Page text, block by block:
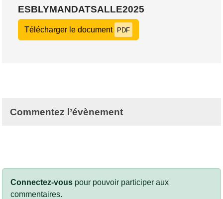
ESBLYMANDATSALLE2025
Télécharger le document PDF
Commentez l’évènement
Connectez-vous pour pouvoir participer aux
commentaires.